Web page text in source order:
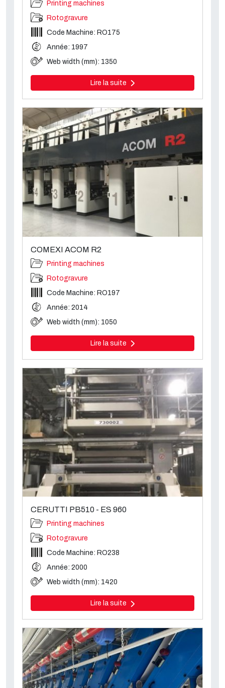
Printing machines
Rotogravure
Code Machine: RO175
Année: 1997
Web width (mm): 1350
Lire la suite
COMEXI ACOM R2
Printing machines
Rotogravure
Code Machine: RO197
Année: 2014
Web width (mm): 1050
Lire la suite
CERUTTI PB510 - ES 960
Printing machines
Rotogravure
Code Machine: RO238
Année: 2000
Web width (mm): 1420
Lire la suite